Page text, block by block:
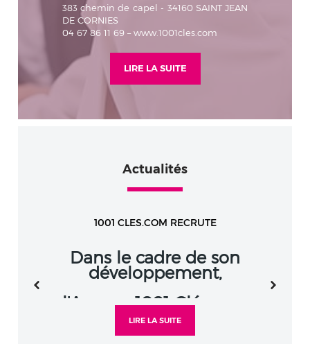
383 chemin de capel - 34160 SAINT JEAN
DE CORNIES
04 67 86 11 69 – www.1001cles.com
LIRE LA SUITE
Actualités
1001 CLES.COM RECRUTE
Dans le cadre de son
développement,
l'Agence 1001 Clés.com
recrute de nouveaux
collaborateurs:
LIRE LA SUITE